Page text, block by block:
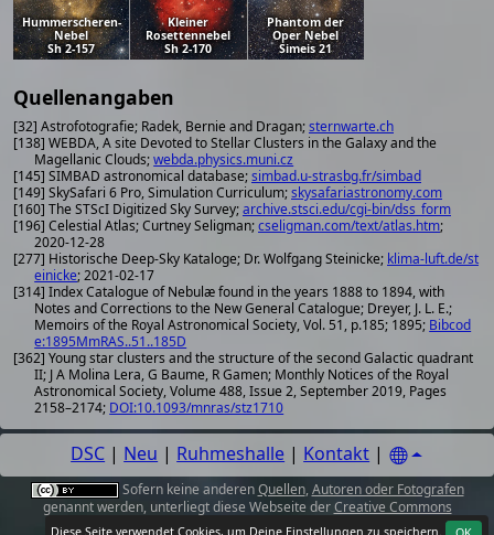
Hummerscheren-
Nebel
Sh 2-157
Kleiner
Rosettennebel
Sh 2-170
Phantom der
Oper Nebel
Simeis 21
Quellenangaben
[32] Astrofotografie; Radek, Bernie and Dragan;sternwarte.ch
[138] WEBDA, A site Devoted to Stellar Clusters in the Galaxy and the
Magellanic Clouds;webda.physics.muni.cz
[145] SIMBAD astronomical database;simbad.u-strasbg.fr/simbad
[149] SkySafari 6 Pro, Simulation Curriculum;skysafariastronomy.com
[160] The STScI Digitized Sky Survey;archive.stsci.edu/cgi-bin/dss_form
[196] Celestial Atlas; Curtney Seligman;cseligman.com/text/atlas.htm;
2020-12-28
[277] Historische Deep-Sky Kataloge; Dr. Wolfgang Steinicke; klima-luft.de/st
einicke; 2021-02-17
[314] Index Catalogue of Nebulæ found in the years 1888 to 1894, with
Notes and Corrections to the New General Catalogue; Dreyer, J. L. E.;
Memoirs of the Royal Astronomical Society, Vol. 51, p.185; 1895; Bibcod
e:1895MmRAS..51..185D
[362] Young star clusters and the structure of the second Galactic quadrant
II; J A Molina Lera, G Baume, R Gamen; Monthly Notices of the Royal
Astronomical Society, Volume 488, Issue 2, September 2019, Pages
2158–2174; DOI:10.1093/mnras/stz1710
DSC | Neu | Ruhmeshalle | Kontakt |
Sofern keine anderenQuellen, Autoren oder Fotografen
genannt werden, unterliegt diese Webseite derCreative Commons
Attribution 4.0 International License